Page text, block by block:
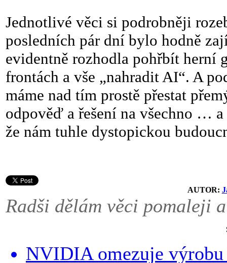
Jednotlivé věci si podrobněji
posledních pár dní bylo hodně
evidentně rozhodla pohřbít herní
frontách a vše „nahradit AI“. A
máme nad tím prostě přestat
odpověď a řešení na všechno …
že nám tuhle dystopickou
AUTOR:
Radši dělám věci pomaleji
NVIDIA omezuje